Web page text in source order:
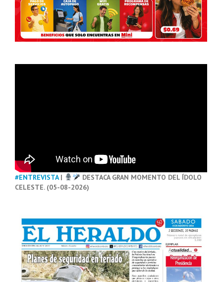
#ENTREVISTA|
DESTACA GRAN MOMENTO DEL ÍDOLO
CELESTE. (05-08-2026)